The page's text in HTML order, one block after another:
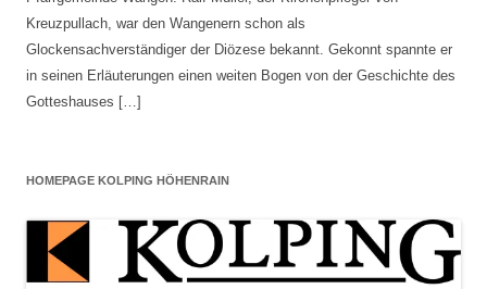
Kreuzpullach, war den Wangenern schon als
Glockensachverständiger der Diözese bekannt. Gekonnt spannte er
in seinen Erläuterungen einen weiten Bogen von der Geschichte des
Gotteshauses […]
HOMEPAGE KOLPING HÖHENRAIN